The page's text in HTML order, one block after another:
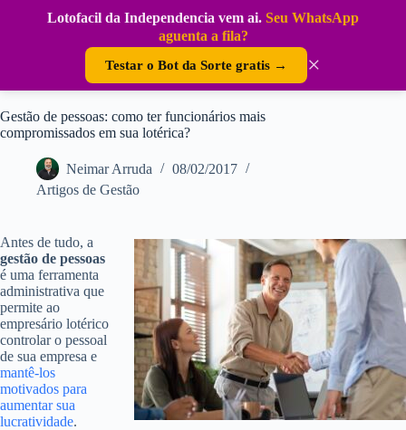
Lotofacil da Independencia vem ai. Seu WhatsApp
aguenta a fila?
Testar o Bot da Sorte gratis → ×
Gestão de pessoas: como ter funcionários mais
compromissados em sua lotérica?
Neimar Arruda
08/02/2017
Artigos de Gestão
Antes de tudo, a
gestão de pessoas
é uma ferramenta
administrativa que
permite ao
empresário lotérico
controlar o pessoal
de sua empresa e
mantê-los
motivados para
aumentar sua
lucratividade.